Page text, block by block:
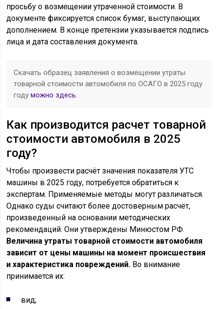
просьбу о возмещении утраченной стоимости. В
документе фиксируется список бумаг, выступающих
дополнением. В конце претензии указывается подпись
лица и дата составления документа.
Скачать образец заявления о возмещении утраты
товарной стоимости автомобиля по ОСАГО в 2025 году
годуможно здесь.
Как производится расчет товарной
стоимости автомобиля в 2025
году?
Чтобы произвести расчёт значения показателя УТС
машины в 2025 году, потребуется обратиться к
экспертам. Применяемые методы могут различаться.
Однако суды считают более достоверным расчёт,
произведенный на основании методических
рекомендаций. Они утверждены Минюстом РФ.
Величина утраты товарной стоимости автомобиля
зависит от цены машины на момент происшествия
и характеристика повреждений. Во внимание
принимается их:
вид;